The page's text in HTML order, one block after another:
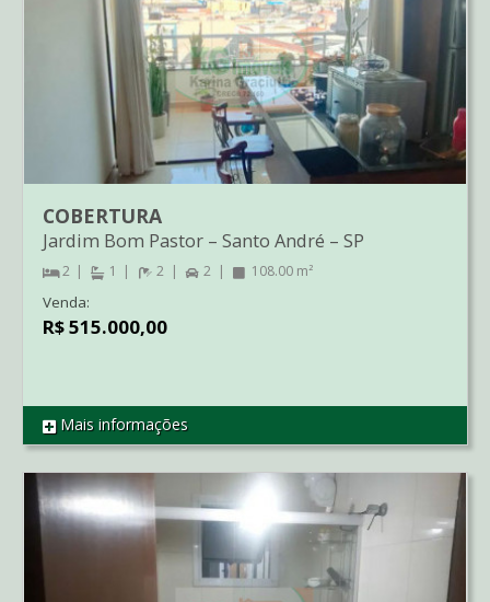
REF CO1756
COBERTURA
Jardim Bom Pastor – Santo André – SP
2 1 2 2 108.00 m²
Venda:
R$ 515.000,00
Mais informações